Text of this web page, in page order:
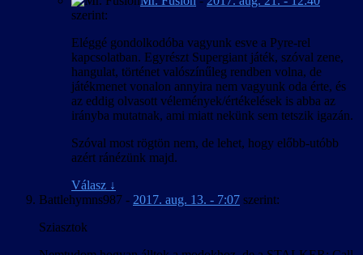
szerint:
Eléggé gondolkodóba vagyunk esve a Pyre-rel
kapcsolatban. Egyrészt Supergiant játék, szóval zene,
hangulat, történet valószínűleg rendben volna, de
játékmenet vonalon annyira nem vagyunk oda érte, és
az eddig olvasott vélemények/értékelések is abba az
irányba mutatnak, ami miatt nekünk sem tetszik igazán.
Szóval most rögtön nem, de lehet, hogy előbb-utóbb
azért ránézünk majd.
Válasz ↓
Battlehymns987 - 2017. aug. 13. - 7:07 szerint:
Sziasztok